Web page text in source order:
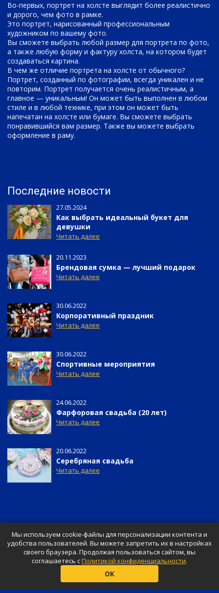
Во-первых, портрет на холсте выглядит более реалистично
и дорого, чем фото в рамке.
Это портрет, нарисованный профессиональным
художником по вашему фото.
Вы сможете выбрать любой размер для портрета по фото,
а также любую форму и фактуру холста, на котором будет
создаваться картина.
В чем же отличие портрета на холсте от обычного?
Портрет, созданный по фотографии, всегда уникален и не
повторим. Портрет получается очень реалистичным, а
главное — уникальным! Он может быть выполнен в любом
стиле и в любой технике, при этом он может быть
напечатан на холсте или бумаге. Вы сможете выбрать
понравившийся вам размер. Также вы можете выбрать
оформление в раму.
Последние новости
27.05.2024
как выбрать идеальный букет для
девушки
Читать далее
20.11.2023
брендовая сумка — лучший подарок
Читать далее
30.06.2022
корпоративный праздник
Читать далее
30.06.2022
спортивные мероприятия
Читать далее
24.06.2022
фарфоровая свадьба (20 лет)
Читать далее
20.06.2022
серебряная свадьба
Читать далее
Ваш праздник будет незабываемым
Представленные цены не являются публичной и официальной
Мы используем cookie-файлы для персонализации контента и
удобства пользователей. Вы можете запретить их в настройках
своего браузера. Продолжая пользоваться сайтом, вы
соглашаетесь сПолитикой конфиденциальности.
ОК